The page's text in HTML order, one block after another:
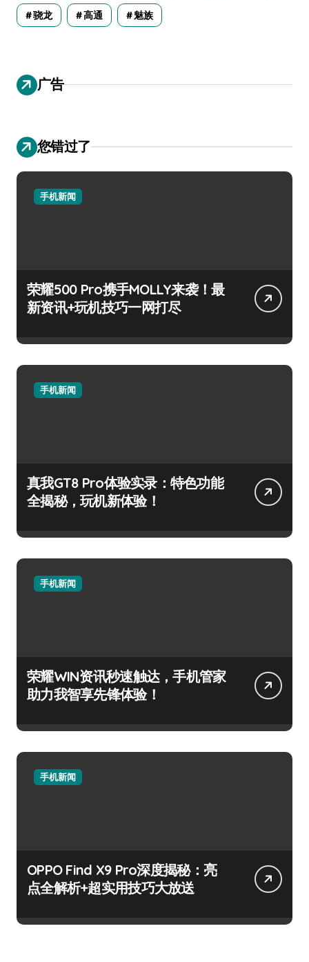
骁龙 高通 魅族
广告
您错过了
手机新闻
荣耀500 Pro携手MOLLY来袭！最
新资讯+玩机技巧一网打尽
手机新闻
真我GT8 Pro体验实录：特色功能
全揭秘，玩机新体验！
手机新闻
荣耀WIN资讯秒速触达，手机管家
助力我智享先锋体验！
手机新闻
OPPO Find X9 Pro深度揭秘：亮
点全解析+超实用技巧大放送